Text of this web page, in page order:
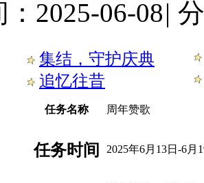
2025-06-08|
集结，守护庆典
追忆往昔
任务名称 周年赞歌
任务时间 2025年6月13日-6月